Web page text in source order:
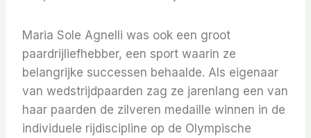
Maria Sole Agnelli was ook een groot
paardrijliefhebber, een sport waarin ze
belangrijke successen behaalde. Als eigenaar
van wedstrijdpaarden zag ze jarenlang een van
haar paarden de zilveren medaille winnen in de
individuele rijdiscipline op de Olympische